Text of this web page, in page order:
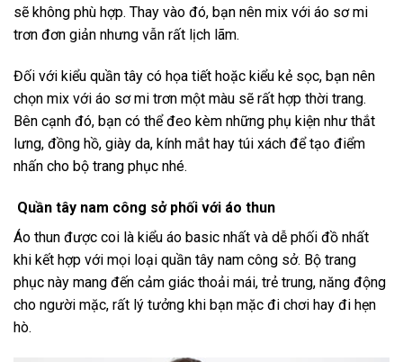
sẽ không phù hợp. Thay vào đó, bạn nên mix với áo sơ mi
trơn đơn giản nhưng vẫn rất lịch lãm.
Đối với kiểu quần tây có họa tiết hoặc kiểu kẻ sọc, bạn nên
chọn mix với áo sơ mi trơn một màu sẽ rất hợp thời trang.
Bên cạnh đó, bạn có thể đeo kèm những phụ kiện như thắt
lưng, đồng hồ, giày da, kính mắt hay túi xách để tạo điểm
nhấn cho bộ trang phục nhé.
Quần tây nam công sở phối với áo thun
Áo thun được coi là kiểu áo basic nhất và dễ phối đồ nhất
khi kết hợp với mọi loại quần tây nam công sở. Bộ trang
phục này mang đến cảm giác thoải mái, trẻ trung, năng động
cho người mặc, rất lý tưởng khi bạn mặc đi chơi hay đi hẹn
hò.